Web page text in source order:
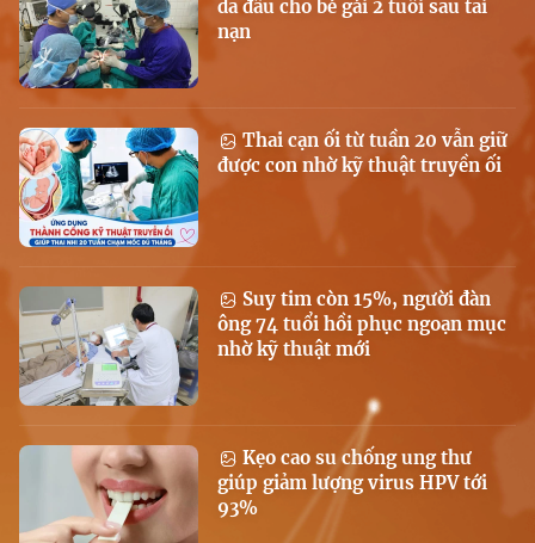
da đầu cho bé gái 2 tuổi sau tai
nạn
Thai cạn ối từ tuần 20 vẫn giữ
được con nhờ kỹ thuật truyền ối
Suy tim còn 15%, người đàn
ông 74 tuổi hồi phục ngoạn mục
nhờ kỹ thuật mới
Kẹo cao su chống ung thư
giúp giảm lượng virus HPV tới
93%